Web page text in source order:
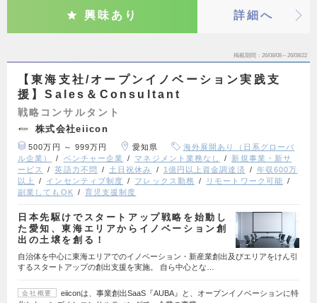
興味あり 詳細へ
掲載期間 26/08/08～26/08/22
【東海支社/オープンイノベーション実践支
援】Sales＆Consultant
戦略コンサルタント
株式会社eiicon
500万円 ～ 999万円 愛知県
海外展開あり（日系グローバ
ル企業）
ベンチャー企業 マネジメント業務なし
新規事業・新サ
ービス
英語力不問 土日祝休み 1億円以上資金調達済
年収600万
以上
インセンティブ制度 フレックス勤務
リモートワーク可能
副業してもOK
育児支援制度
日本先駆けでスタートアップ戦略を始動し
た愛知、東海エリアからイノベーション創
出の土壌を創る！
自治体を中心に東海エリアでのイノベーション・新産業創出及びエリアをけん引
するスタートアップの創出支援を実施。 自ら中心とな…
会社概要
eiiconは、事業創出SaaS『AUBA』と、オープンイノベーションに特